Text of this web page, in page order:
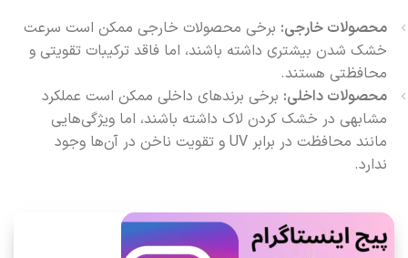
محصولات خارجی: برخی محصولات خارجی ممکن است سرعت
خشک شدن بیشتری داشته باشند، اما فاقد ترکیبات تقویتی و
محافظتی هستند.
محصولات داخلی: برخی برندهای داخلی ممکن است عملکرد
مشابهی در خشک کردن لاک داشته باشند، اما ویژگی‌هایی
مانند محافظت در برابر UV و تقویت ناخن در آن‌ها وجود
ندارد.